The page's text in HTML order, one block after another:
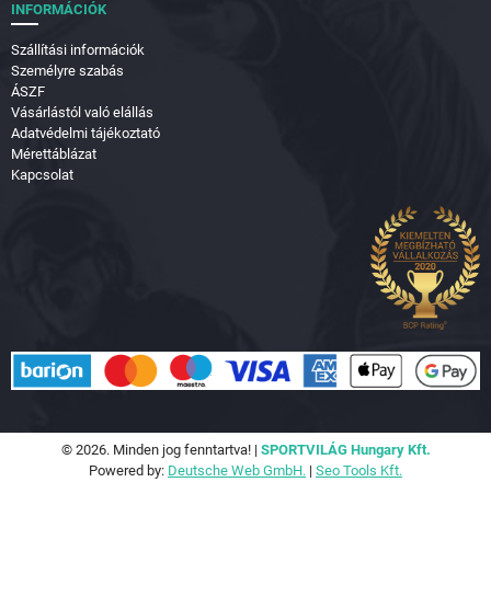
INFORMÁCIÓK
Szállítási információk
Személyre szabás
ÁSZF
Vásárlástól való elállás
Adatvédelmi tájékoztató
Mérettáblázat
Kapcsolat
© 2026. Minden jog fenntartva! | SPORTVILÁG Hungary Kft.
Powered by: Deutsche Web GmbH. | Seo Tools Kft.